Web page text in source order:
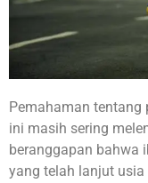
Pemahaman
ini masih sering
beranggapan bahwa
yang telah lanjut